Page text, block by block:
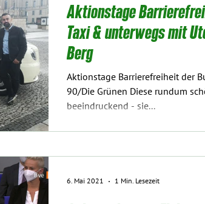
Aktionstage
Taxi & unterwegs mit
Berg
Aktionstage Barrierefreiheit der
90/Die Grünen Diese rundum
beeindruckend - sie...
6. Mai 2021 1 Min. Lesezeit